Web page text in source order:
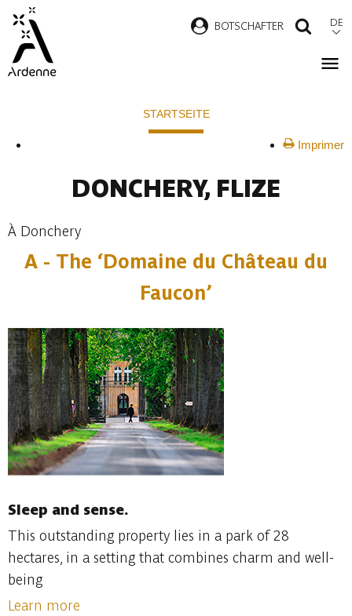
Direkt
zum
Inhalt
BOTSCHAFTER DE
STARTSEITE
Imprimer
DONCHERY, FLIZE
À Donchery
A - The ‘Domaine du Château du
Faucon’
Sleep and sense.
This outstanding property lies in a park of 28
hectares, in a setting that combines charm and well-
being
Learn more